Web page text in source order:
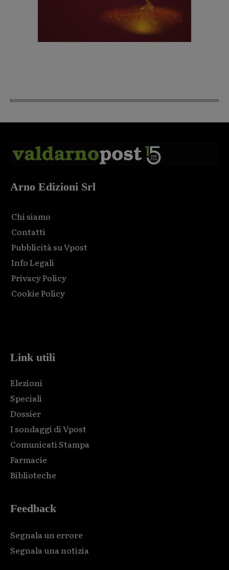
Arno Edizioni Srl
Chi siamo
Contatti
Pubblicità su Vpost
Info Legali
Privacy Policy
Cookie Policy
Link utili
Elezioni
Speciali
Dossier
I sondaggi di Vpost
Comunicati Stampa
Farmacie
Biblioteche
Feedback
Segnala un errore
Segnala una notizia